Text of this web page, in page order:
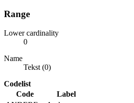
Range
Lower cardinality
0
Name
Tekst (0)
Codelist
Code
Label